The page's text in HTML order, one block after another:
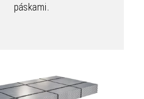
páskami.